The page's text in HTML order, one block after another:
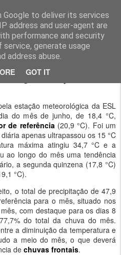
to deliver its services
address and user-agent are
performance and security
generate usage
address abuse.
GOT ITde junho.
estação meteorológica da ESL
do mês de junho, de 18,4 °C,
de referência(20,9 °C). Foi um
apenas ultrapassou os 15 °C
máxima atingiu 34,7 °C e a
ao longo do mês uma tendência
a segunda quinzena (17,8 °C)
°C).
o total de precipitação de 47,9
para o mês, situado nos
com destaque para os dias 8
do total da chuva do mês.
a diminuição da temperatura e
a meio do mês, o que deverá
de chuvas frontais.